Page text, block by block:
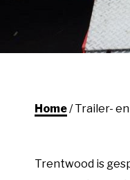
Home /Trailer-
Trentwood is